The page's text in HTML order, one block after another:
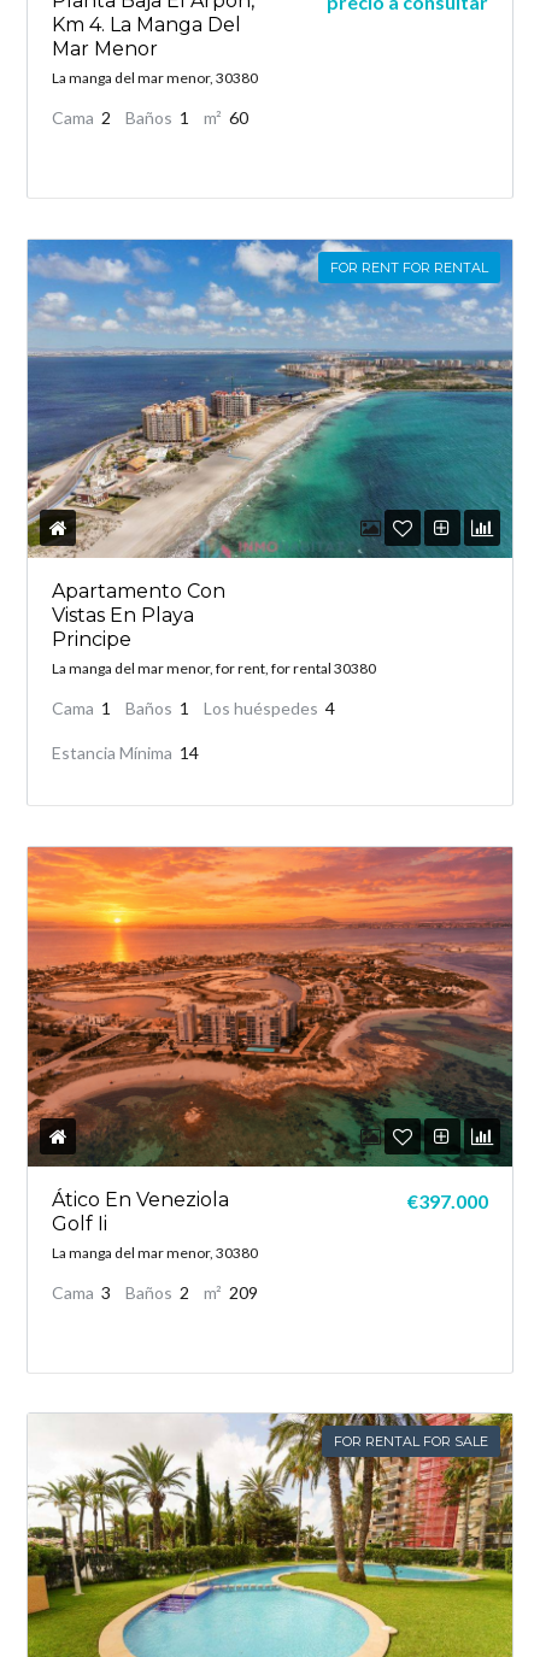
Km 4. La Manga Del
Mar Menor
La manga del mar menor, 30380
Cama 2 Baños 1 m² 60
FOR RENT FOR RENTAL
Apartamento Con
Vistas En Playa
Principe
La manga del mar menor, for rent, for rental 30380
Cama 1 Baños 1 Los huéspedes 4
Estancia Mínima 14
Ático En Veneziola
Golf Ii
La manga del mar menor, 30380
€397.000
Cama 3 Baños 2 m² 209
FOR RENTAL FOR SALE